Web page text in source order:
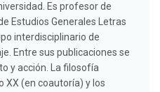
Es profesor de
Estudios Generales Letras
interdisciplinario de
Entre sus publicaciones se
y acción. La filosofía
XX (en coautoría) y los